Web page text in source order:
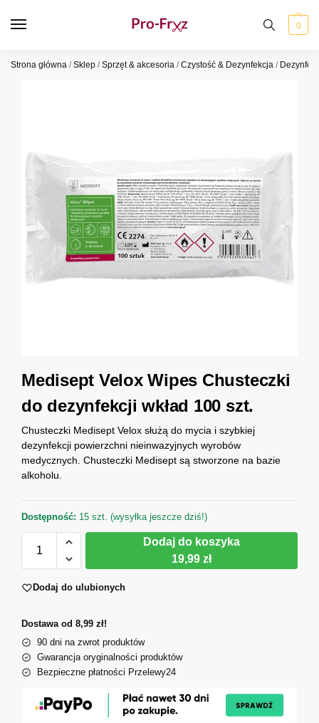
0
Strona główna /Sklep /Sprzęt & akcesoria /Czystość & Dezynfekcja /
Medisept Velox Wipes Chusteczki
do dezynfekcji wkład 100 szt.
Chusteczki Medisept Velox służą do mycia i szybkiej
dezynfekcji powierzchni nieinwazyjnych wyrobów
medycznych. Chusteczki Medisept są stworzone na bazie
alkoholu.
Dostępność: 15 szt. (wysyłka jeszcze dziś!)
Dodaj do koszyka
19,99 zł
Dodaj do ulubionych
Dostawa od 8,99 zł!
90 dni na zwrot produktów
Gwarancja oryginalności produktów
Bezpieczne płatności Przelewy24